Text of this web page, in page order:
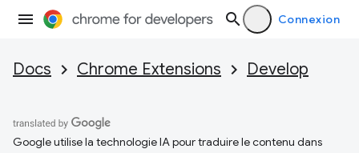
Connexion
Docs Chrome Extensions Develop
Google utilise la technologie IA pour traduire le contenu dans